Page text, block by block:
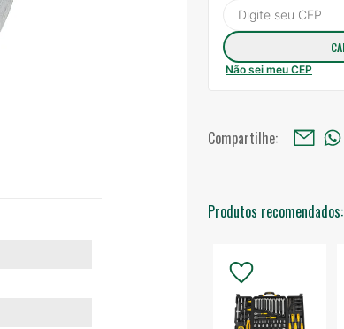
Não sei meu CEP
Compartilhe:
Produtos recomendados: